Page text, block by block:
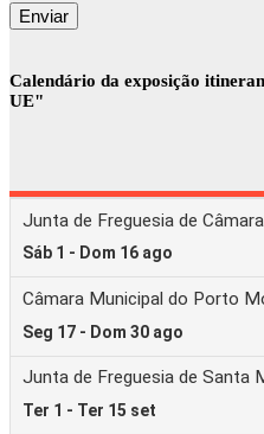
Calendário da exposição
UE"